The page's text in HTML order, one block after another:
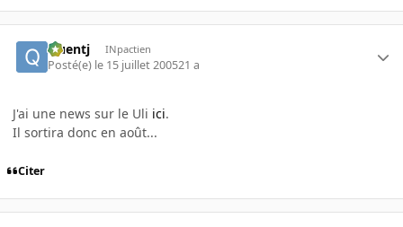
Quentj INpactien
Posté(e) le 15 juillet 200521 a
J'ai une news sur le Uli ici.
Il sortira donc en août...
Citer